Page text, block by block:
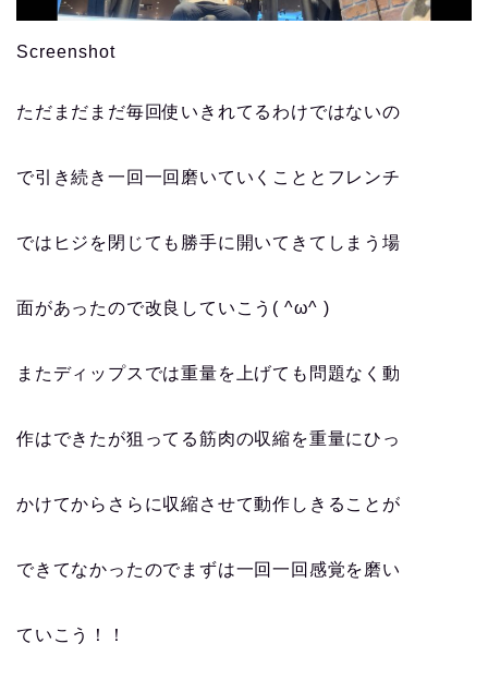
Screenshot
ただまだまだ毎回使いきれてるわけではないの
で引き続き一回一回磨いていくこととフレンチ
ではヒジを閉じても勝手に開いてきてしまう場
面があったので改良していこう( ^ω^ )
またディップスでは重量を上げても問題なく動
作はできたが狙ってる筋肉の収縮を重量にひっ
かけてからさらに収縮させて動作しきることが
できてなかったのでまずは一回一回感覚を磨い
ていこう！！